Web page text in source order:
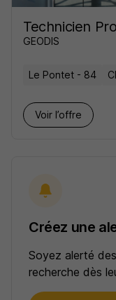
Technicien
GEODIS
Le Pontet - 84
Voir l’offre
Créez une
Soyez alerté
recherche dès